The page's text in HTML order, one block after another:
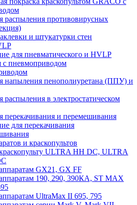
распыления противовирусных
и штукатурки стен
для пневматического и HVLP
с пневмоприводом
напыления пенополиуретана (ППУ) и
распыления в электростатическом
перекачивания и перемешивания
для перекачивания
и краскопультов
ULTRA HH DC, ULTRA
GX21, GX FF
190, 290, 390КА, ST MAX
UltraMax II 695, 795